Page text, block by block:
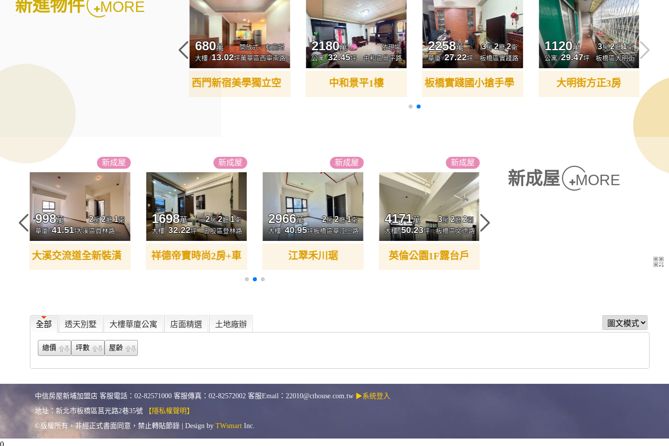
新進物件 MORE
大樓 /13.02坪
680萬
開放式，有廁所
萬華區西寧南路
中和景平1樓
公寓 /32.45坪
2180萬
依現場
中和區景平路
板橋實踐國小搶手學區1樓方便停車
華廈 /27.22坪
2258萬 3房2廳2衛
板橋區實踐路
大明街方正3房
公寓 /29.47坪
1120萬 3房2廳1衛
板橋區大明街
新成屋 MORE
屋 新成屋
華廈 /41.51坪
998萬 2房2廳1衛
大溪區員林路二段
新成屋
祥德帝寶時尚2房+車
大樓 /32.22坪
1698萬 2房2廳1衛
五股區登林路
新成屋
江翠禾川琚
大樓 /40.95坪
2966萬 2房2廳1衛
板橋區華江三路
新成屋
英倫公園1F露台戶
大樓 /50.23坪
4171萬 3房2廳2衛
板橋區文德路
帝國花
全部 透天別墅 大樓華廈公寓 店面精選 土地廠辦
總價 坪數 屋齡
中信房屋新埔加盟店 客服電話：02-82571000 客服傳真：02-82572002 客服Email：22010@cthouse.com.tw ▶系統登入
地址：新北市板橋區莒光路2巷35號
【隱私權聲明】
©版權所有，非經正式書面同意，禁止轉貼節錄 | Design by TWsmartInc.